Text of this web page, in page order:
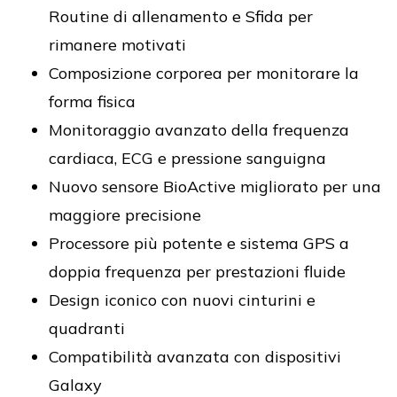
Routine di allenamento e Sfida per
rimanere motivati
Composizione corporea per monitorare la
forma fisica
Monitoraggio avanzato della frequenza
cardiaca, ECG e pressione sanguigna
Nuovo sensore BioActive migliorato per una
maggiore precisione
Processore più potente e sistema GPS a
doppia frequenza per prestazioni fluide
Design iconico con nuovi cinturini e
quadranti
Compatibilità avanzata con dispositivi
Galaxy